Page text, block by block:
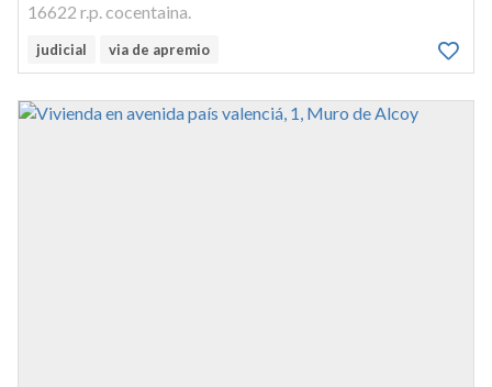
16622 r.p. cocentaina.
judicial via de apremio